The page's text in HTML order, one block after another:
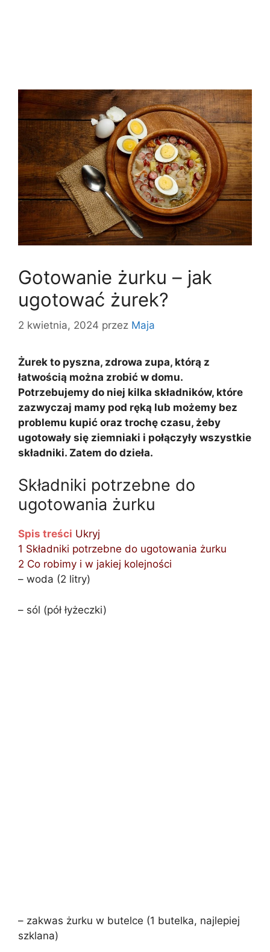
Gotowanie żurku – jak
ugotować żurek?
2 kwietnia, 2024 przez Maja
Żurek to pyszna, zdrowa zupa, którą z
łatwością można zrobić w domu.
Potrzebujemy do niej kilka składników, które
zazwyczaj mamy pod ręką lub możemy bez
problemu kupić oraz trochę czasu, żeby
ugotowały się ziemniaki i połączyły wszystkie
składniki. Zatem do dzieła.
Składniki potrzebne do
ugotowania żurku
Spis treści Ukryj
1 Składniki potrzebne do ugotowania żurku
2 Co robimy i w jakiej kolejności
– woda (2 litry)
– sól (pół łyżeczki)
– zakwas żurku w butelce (1 butelka, najlepiej
szklana)